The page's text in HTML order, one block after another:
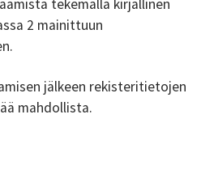
tekemällä kirjallinen
2 mainittuun
jälkeen rekisteritietojen
mahdollista.